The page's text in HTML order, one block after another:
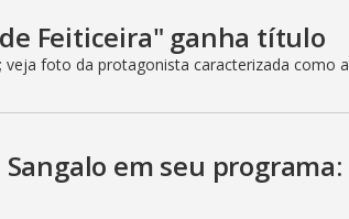
Feiticeira" ganha título
veja foto da protagonista caracterizada como a
em seu programa: